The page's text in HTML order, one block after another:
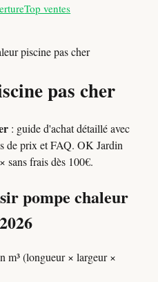
Top ventes
piscine pas cher
pas cher
: guide d'achat détaillé avec
de prix et FAQ. OK Jardin
sans frais dès 100€.
pompe chaleur
m³ (longueur × largeur ×